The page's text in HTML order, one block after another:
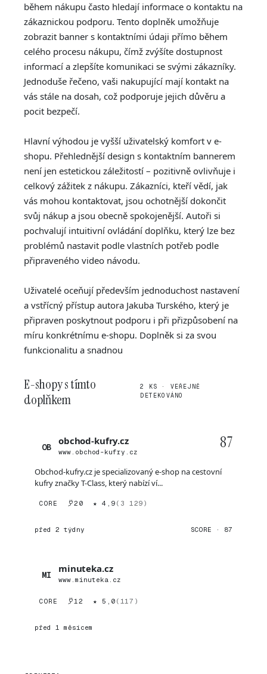
během nákupu často hledají informace o kontaktu na
zákaznickou podporu. Tento doplněk umožňuje
zobrazit banner s kontaktními údaji přímo během
celého procesu nákupu, čímž zvýšíte dostupnost
informací a zlepšíte komunikaci se svými zákazníky.
Jednoduše řečeno, vaši nakupující mají kontakt na
vás stále na dosah, což podporuje jejich důvěru a
pocit bezpečí.
Hlavní výhodou je vyšší uživatelský komfort v e-
shopu. Přehlednější design s kontaktním bannerem
není jen estetickou záležitostí – pozitivně ovlivňuje i
celkový zážitek z nákupu. Zákazníci, kteří vědí, jak
vás mohou kontaktovat, jsou ochotnější dokončit
svůj nákup a jsou obecně spokojenější. Autoři si
pochvalují intuitivní ovládání doplňku, který lze bez
problémů nastavit podle vlastních potřeb podle
připraveného video návodu.
Uživatelé oceňují především jednoduchost nastavení
a vstřícný přístup autora Jakuba Turského, který je
připraven poskytnout podporu i při přizpůsobení na
míru konkrétnímu e-shopu. Doplněk si za svou
funkcionalitu a snadnou
E-shopy s tímto
doplňkem
2 KS · VEŘEJNĚ
DETEKOVÁNO
OB
obchod-kufry.cz
www.obchod-kufry.cz
87
Obchod-kufry.cz je specializovaný e-shop na cestovní
kufry značky T-Class, který nabízí ví...
CORE 20 ★ 4,9 (3 129)
před 2 týdny SCORE · 87
MI
minuteka.cz
www.minuteka.cz
CORE 12 ★ 5,0 (117)
před 1 měsícem